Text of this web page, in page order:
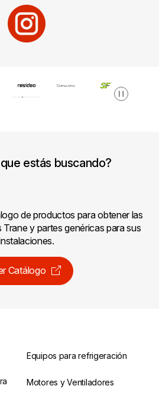
Pausa
estás buscando?
de productos para obtener las
y partes genéricas para sus
Catálogo
Equipos para refrigeración
Motores y Ventiladores